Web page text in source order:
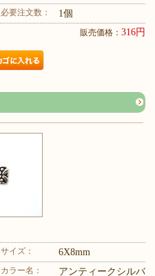
必要注文数： 1個
販売価格： 316円
サイズ： 6X8mm
カラー名：
アンティークシルバ